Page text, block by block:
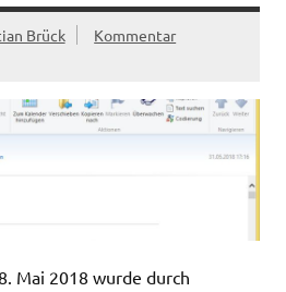
Brück
Kommentar
Mai 2018 wurde durch